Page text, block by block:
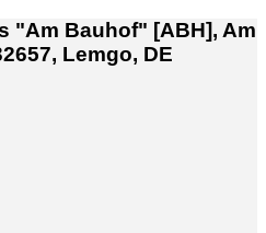
"Am Bauhof" [ABH], Am
Lemgo, DE